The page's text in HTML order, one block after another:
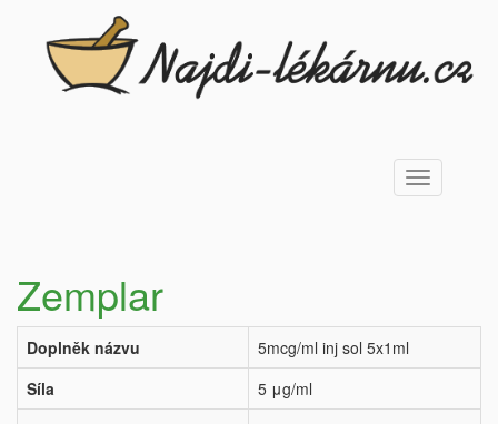
Toggle
navigation
Zemplar
Doplněk názvu
5mcg/ml inj sol 5x1ml
Síla
5 μg/ml